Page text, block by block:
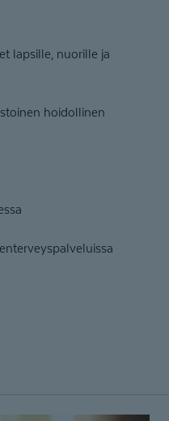
lapsille, nuorille ja
hoidollinen